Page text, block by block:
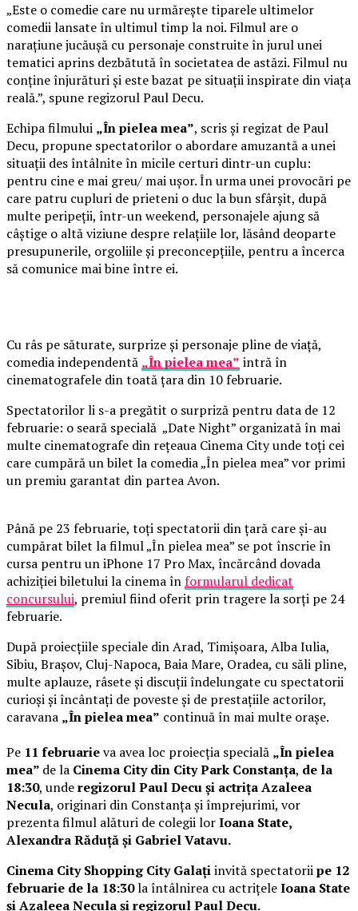
„Este o comedie care nu urmărește tiparele ultimelor
comedii lansate în ultimul timp la noi. Filmul are o
narațiune jucăușă cu personaje construite în jurul unei
tematici aprins dezbătută în societatea de astăzi. Filmul nu
conține înjurături și este bazat pe situații inspirate din viața
reală.”, spune regizorul Paul Decu.
Echipa filmului „În pielea mea”, scris și regizat de Paul
Decu, propune spectatorilor o abordare amuzantă a unei
situații des întâlnite în micile certuri dintr-un cuplu:
pentru cine e mai greu/ mai ușor. În urma unei provocări pe
care patru cupluri de prieteni o duc la bun sfârșit, după
multe peripeții, într-un weekend, personajele ajung să
câștige o altă viziune despre relațiile lor, lăsând deoparte
presupunerile, orgoliile și preconcepțiile, pentru a încerca
să comunice mai bine între ei.
Cu râs pe săturate, surprize și personaje pline de viață,
comedia independentă „În pielea mea” intră în
cinematografele din toată țara din 10 februarie.
Spectatorilor li s-a pregătit o surpriză pentru data de 12
februarie: o seară specială „Date Night” organizată în mai
multe cinematografe din rețeaua Cinema City unde toți cei
care cumpără un bilet la comedia „În pielea mea” vor primi
un premiu garantat din partea Avon.
Până pe 23 februarie, toți spectatorii din țară care și-au
cumpărat bilet la filmul „În pielea mea” se pot înscrie în
cursa pentru un iPhone 17 Pro Max, încărcând dovada
achiziției biletului la cinema înformularul dedicat
concursului, premiul fiind oferit prin tragere la sorți pe 24
februarie.
După proiecțiile speciale din Arad, Timișoara, Alba Iulia,
Sibiu, Brașov, Cluj-Napoca, Baia Mare, Oradea, cu săli pline,
multe aplauze, râsete și discuții îndelungate cu spectatorii
curioși și încântați de poveste și de prestațiile actorilor,
caravana „În pielea mea” continuă în mai multe orașe.
Pe 11 februarieva avea loc proiecția specială „În pielea
mea” de la Cinema City din City Park Constanța, de la
18:30, underegizorul Paul Decu și actrița Azaleea
Necula, originari din Constanța și împrejurimi, vor
prezenta filmul alături de colegii lorIoana State,
Alexandra Răduță și Gabriel Vatavu.
Cinema City Shopping City Galațiinvită spectatoriipe 12
februarie de la 18:30la întâlnirea cu actrițeleIoana State
și Azaleea Necula și regizorul Paul Decu.